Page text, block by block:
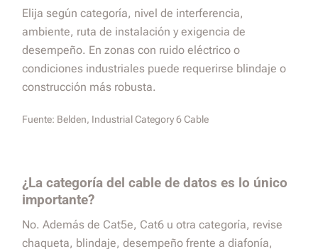
Elija según categoría, nivel de interferencia,
ambiente, ruta de instalación y exigencia de
desempeño. En zonas con ruido eléctrico o
condiciones industriales puede requerirse blindaje o
construcción más robusta.
Fuente: Belden, Industrial Category 6 Cable
¿La categoría del cable de datos es lo único
importante?
No. Además de Cat5e, Cat6 u otra categoría, revise
chaqueta, blindaje, desempeño frente a diafonía,